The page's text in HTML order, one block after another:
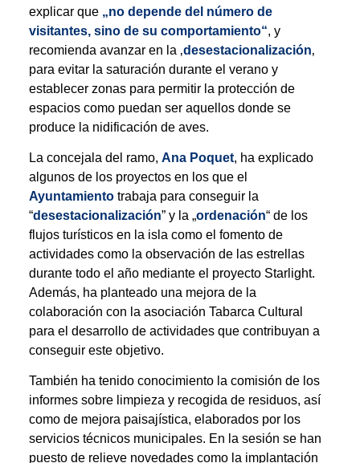
explicar que „no depende del número de
visitantes, sino de su comportamiento“, y
recomienda avanzar en la ‚desestacionalización‚
para evitar la saturación durante el verano y
establecer zonas para permitir la protección de
espacios como puedan ser aquellos donde se
produce la nidificación de aves.
La concejala del ramo, Ana Poquet, ha explicado
algunos de los proyectos en los que el
Ayuntamiento trabaja para conseguir la
“desestacionalización” y la „ordenación“ de los
flujos turísticos en la isla como el fomento de
actividades como la observación de las estrellas
durante todo el año mediante el proyecto Starlight.
Además, ha planteado una mejora de la
colaboración con la asociación Tabarca Cultural
para el desarrollo de actividades que contribuyan a
conseguir este objetivo.
También ha tenido conocimiento la comisión de los
informes sobre limpieza y recogida de residuos, así
como de mejora paisajística, elaborados por los
servicios técnicos municipales. En la sesión se han
puesto de relieve novedades como la implantación